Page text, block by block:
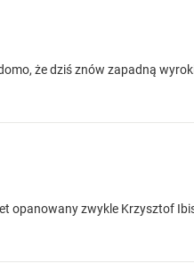
że dziś znów zapadną
opanowany zwykle Krzysztof